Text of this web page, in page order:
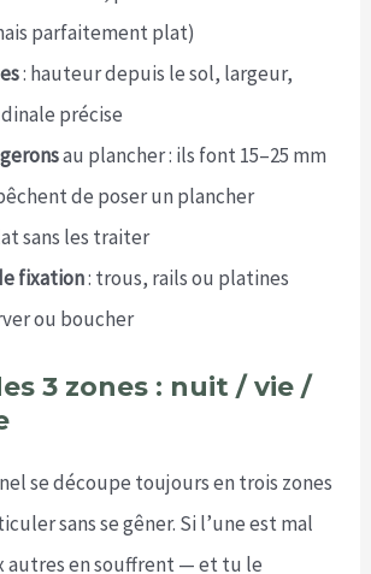
parfaitement plat)
: hauteur depuis le sol, largeur,
précise
au plancher : ils font 15–25 mm
de poser un plancher
sans les traiter
fixation: trous, rails ou platines
ou boucher
3 zones : nuit / vie /
se découpe toujours en trois zones
sans se gêner. Si l’une est mal
autres en souffrent — et tu le